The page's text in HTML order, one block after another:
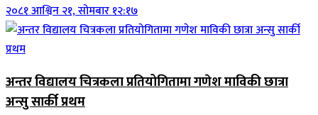
२०८१ आश्विन २१, सोमबार १२:१७
अन्तर विद्यालय चित्रकला प्रतियोगितामा गणेश माविकी छात्रा
अन्सु सार्की प्रथम